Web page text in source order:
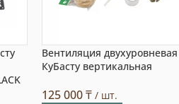
Вентиляция двухуровневая
КуБасту вертикальная
125 000₸/ шт.